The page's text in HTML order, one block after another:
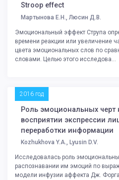
Stroop effect
Мартынова Е.Н., Люсин Д.В.
Эмоциональный эффект Струпа
времени реакции или увеличение
цвета эмоциональных слов по
словами. Целью этого исследова...
2016 год
Роль эмоциональных черт
восприятии экспрессии
переработки информации
Kozhukhova Y.A., Lyusin D.V.
Исследовалась роль
распознавании им эмоций по
модели инфузии аффекта Дж.